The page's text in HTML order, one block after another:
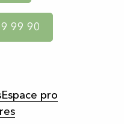
99 90
Espace pro